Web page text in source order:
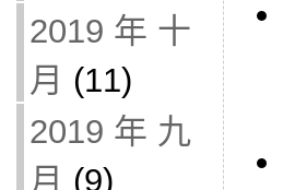
2019 年 十
月 (11)
2019 年 九
月 (9)